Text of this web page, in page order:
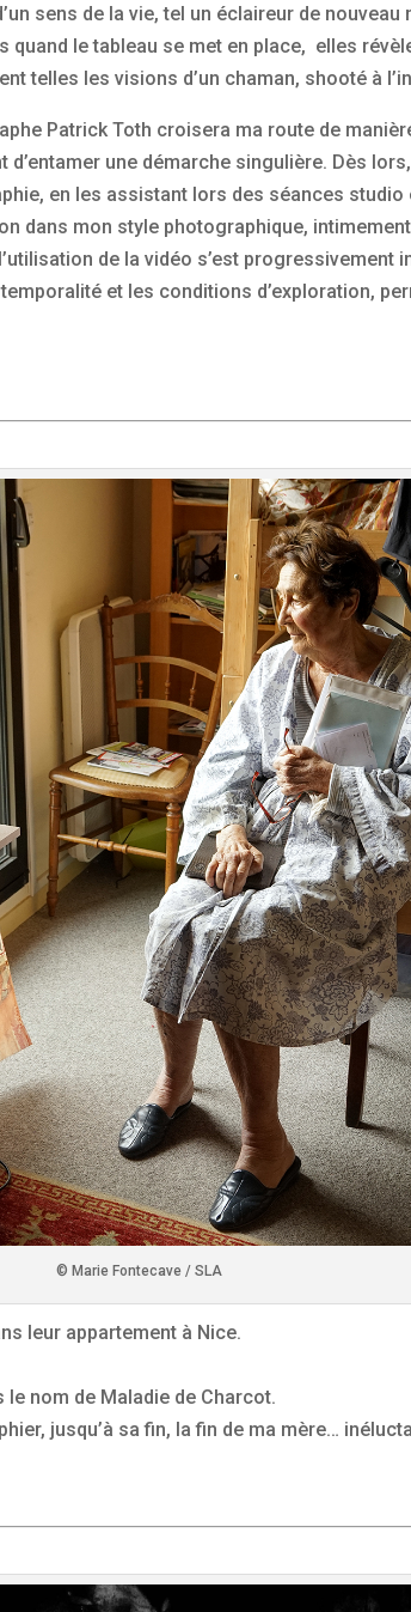
sens de la vie, tel un éclaireur de
le tableau se met en place, elles
telles les visions d’un chaman, shooté à
Patrick Toth croisera ma route de
une démarche singulière. Dès
en les assistant lors des séances studio
dans mon style photographique,
de la vidéo s’est progressivement
et les conditions d’exploration,
© Marie Fontecave / SLA
leur appartement à Nice.
nom de Maladie de Charcot.
jusqu’à sa fin, la fin de ma mère…